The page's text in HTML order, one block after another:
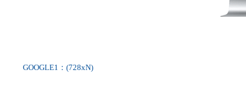
GOOGLE1：(728xN)